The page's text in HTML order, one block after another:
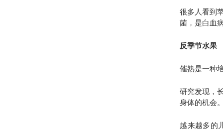
很多人看到
菌，是白血
反季节水果
催熟是一种
研究发现，
身体的机会
越来越多的